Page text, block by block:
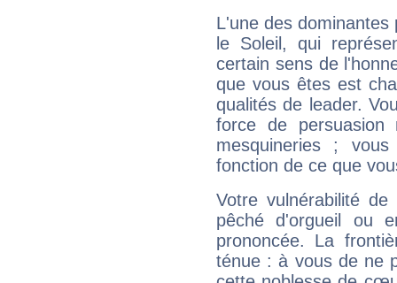
L'une des
le Soleil, qui
certain sens de
que vous êtes est
qualités de leader.
force de
mesquineries ;
fonction de ce que
Votre vulnérabilité
pêché d'orgueil ou
prononcée. La
ténue : à vous de ne